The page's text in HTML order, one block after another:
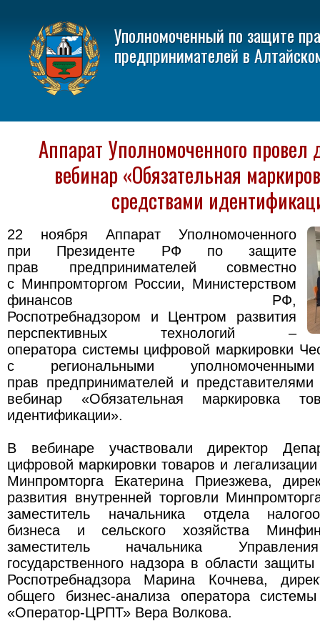
Уполномоченный по защите
предпринимателей в
Аппарат Уполномоченного провел
вебинар «Обязательная
средствами
22 ноября Аппарат Уполномоченного
при Президенте РФ по защите
прав предпринимателей совместно
с Минпромторгом России, Министерством
финансов РФ,
Роспотребнадзором и Центром развития
перспективных технологий –
оператора системы цифровой маркировки
с региональными
прав предпринимателей и представителями
вебинар «Обязательная маркировка
идентификации».
В вебинаре участвовали директор
цифровой маркировки товаров и
Минпромторга Екатерина Приезжева,
развития внутренней торговли
заместитель начальника отдела
бизнеса и сельского хозяйства
заместитель начальника
государственного надзора в области
Роспотребнадзора Марина Кочнева,
общего бизнес-анализа оператора
«Оператор-ЦРПТ» Вера Волкова.